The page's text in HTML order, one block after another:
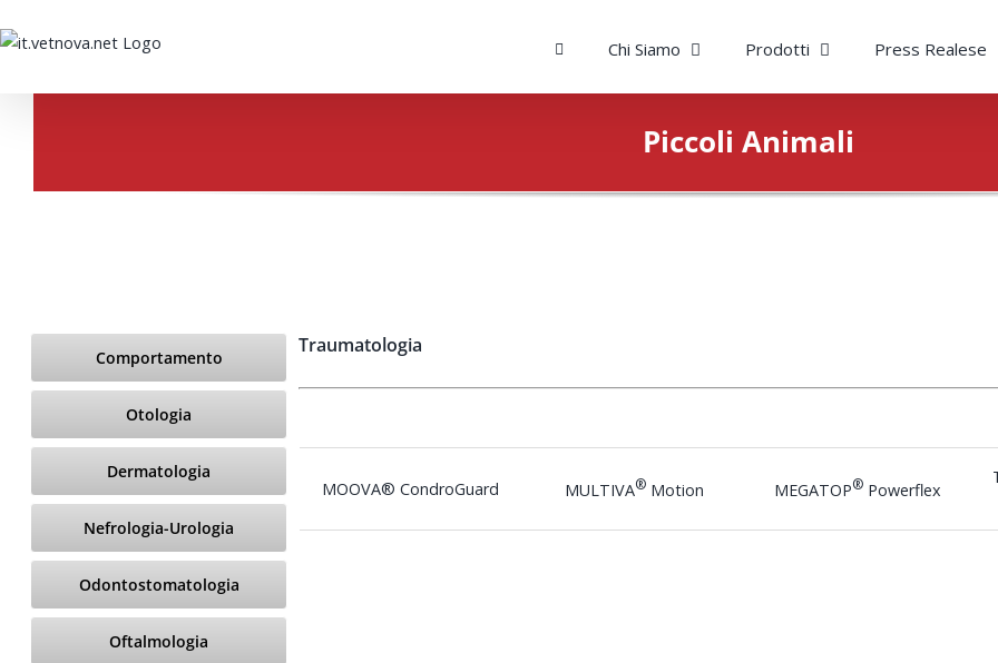
al
Chi Siamo Prodotti Press Realese
Piccoli Animali
Comportamento
Otologia
Dermatologia
Nefrologia-Urologia
Odontostomatologia
Oftalmologia
Traumatologia
MOOVA® CondroGuard MULTIVA®Motion MEGATOP® Powerflex